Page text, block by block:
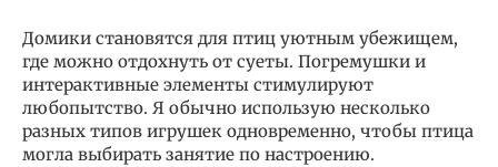
Домики становятся для птиц уютным убежищем,
где можно отдохнуть от суеты. Погремушки и
интерактивные элементы стимулируют
любопытство. Я обычно использую несколько
разных типов игрушек одновременно, чтобы птица
могла выбирать занятие по настроению.